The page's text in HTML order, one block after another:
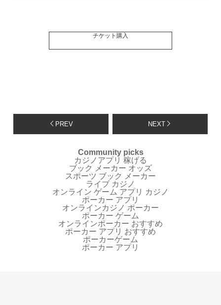
チケット購入
PREV NEXT
Community picks
カジノアプリ 稼げる
ブック メーカー オッズ
スポーツ ブック メーカー
ライブ カジノ
オンライン ゲーム アプリ カジノ
ポーカー アプリ
オンラインカジノ ポーカー
ポーカー ゲーム
オンラインポーカー おすすめ
ポーカー アプリ おすすめ
ポーカーゲーム
ポーカー アプリ